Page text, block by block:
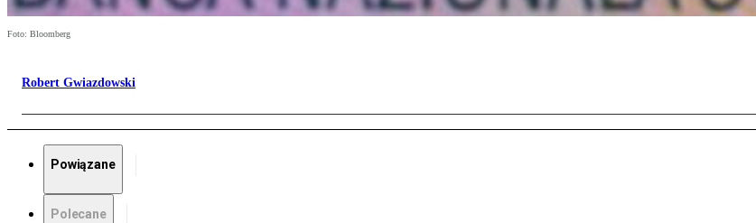
Foto: Bloomberg
Robert Gwiazdowski
Powiązane
Polecane